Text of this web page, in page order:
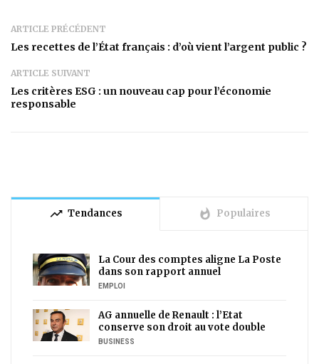
ARTICLE PRÉCÉDENT
Les recettes de l’État français : d’où vient l’argent public ?
ARTICLE SUIVANT
Les critères ESG : un nouveau cap pour l’économie
responsable
trending_up Tendances whatshot Populaires
La Cour des comptes aligne La Poste
dans son rapport annuel
EMPLOI
AG annuelle de Renault : l’Etat
conserve son droit au vote double
BUSINESS